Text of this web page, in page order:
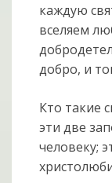
каждую
вселяем
добро, и
Кто такие
эти две
человеку;